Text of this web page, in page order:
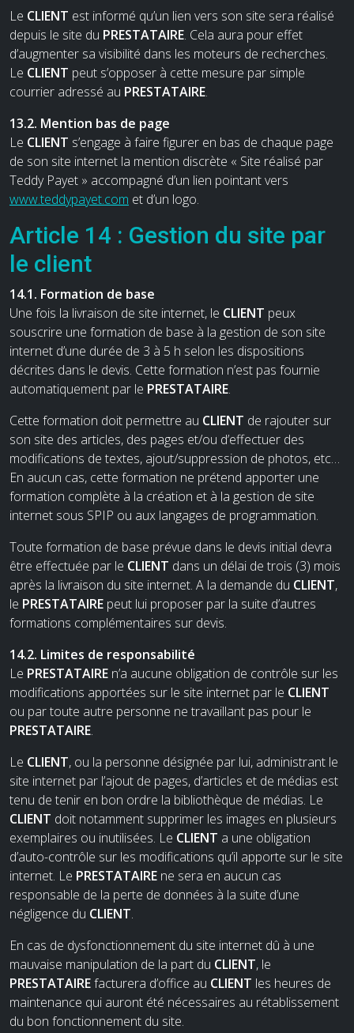
Le CLIENT est informé qu’un lien vers son site sera réalisé
depuis le site du PRESTATAIRE. Cela aura pour effet
d’augmenter sa visibilité dans les moteurs de recherches.
Le CLIENT peut s’opposer à cette mesure par simple
courrier adressé au PRESTATAIRE.
13.2. Mention bas de page
Le CLIENT s’engage à faire figurer en bas de chaque page
de son site internet la mention discrète « Site réalisé par
Teddy Payet » accompagné d’un lien pointant vers
www.teddypayet.com et d’un logo.
Article 14 : Gestion du site par
le client
14.1. Formation de base
Une fois la livraison de site internet, le CLIENT peux
souscrire une formation de base à la gestion de son site
internet d’une durée de 3 à 5 h selon les dispositions
décrites dans le devis. Cette formation n’est pas fournie
automatiquement par le PRESTATAIRE.
Cette formation doit permettre au CLIENT de rajouter sur
son site des articles, des pages et/ou d’effectuer des
modifications de textes, ajout/suppression de photos, etc…
En aucun cas, cette formation ne prétend apporter une
formation complète à la création et à la gestion de site
internet sous SPIP ou aux langages de programmation.
Toute formation de base prévue dans le devis initial devra
être effectuée par le CLIENT dans un délai de trois (3) mois
après la livraison du site internet. A la demande du CLIENT,
le PRESTATAIRE peut lui proposer par la suite d’autres
formations complémentaires sur devis.
14.2. Limites de responsabilité
Le PRESTATAIRE n’a aucune obligation de contrôle sur les
modifications apportées sur le site internet par le CLIENT
ou par toute autre personne ne travaillant pas pour le
PRESTATAIRE.
Le CLIENT, ou la personne désignée par lui, administrant le
site internet par l’ajout de pages, d’articles et de médias est
tenu de tenir en bon ordre la bibliothèque de médias. Le
CLIENT doit notamment supprimer les images en plusieurs
exemplaires ou inutilisées. Le CLIENT a une obligation
d’auto-contrôle sur les modifications qu’il apporte sur le site
internet. Le PRESTATAIRE ne sera en aucun cas
responsable de la perte de données à la suite d’une
négligence du CLIENT.
En cas de dysfonctionnement du site internet dû à une
mauvaise manipulation de la part du CLIENT, le
PRESTATAIREfacturera d’office au CLIENT les heures de
maintenance qui auront été nécessaires au rétablissement
du bon fonctionnement du site.